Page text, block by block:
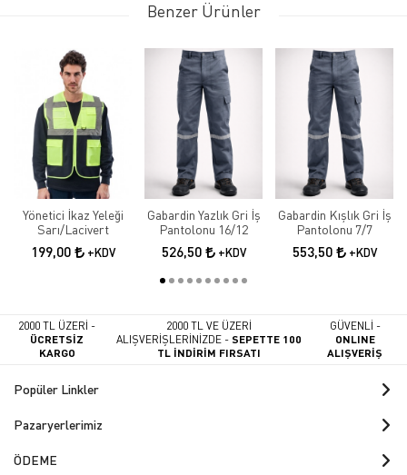
Benzer Ürünler
Yönetici İkaz Yeleği
Sarı/Lacivert
199,00 +KDV
Gabardin Yazlık Gri İş
Pantolonu 16/12
526,50 +KDV
Gabardin Kışlık Gri İş
Pantolonu 7/7
553,50 +KDV
2000 TL ÜZERİ -
ÜCRETSİZ
KARGO
2000 TL VE ÜZERİ
ALIŞVERİŞLERİNİZDE -SEPETTE 100
TL İNDİRİM FIRSATI
GÜVENLİ -
ONLINE
ALIŞVERİŞ
Popüler Linkler
Pazaryerlerimiz
ÖDEME